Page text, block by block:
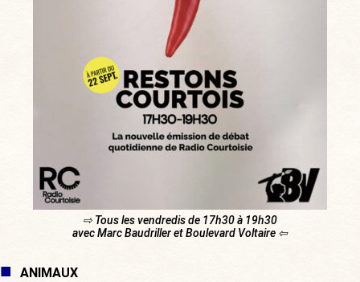
⇨ Tous les vendredis de 17h30 à 19h30
avec Marc Baudriller et Boulevard Voltaire ⇦
ANIMAUX